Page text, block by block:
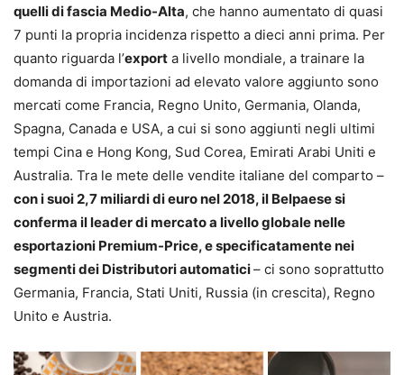
quelli di fascia Medio-Alta, che hanno aumentato di quasi
7 punti la propria incidenza rispetto a dieci anni prima. Per
quanto riguarda l’export a livello mondiale, a trainare la
domanda di importazioni ad elevato valore aggiunto sono
mercati come Francia, Regno Unito, Germania, Olanda,
Spagna, Canada e USA, a cui si sono aggiunti negli ultimi
tempi Cina e Hong Kong, Sud Corea, Emirati Arabi Uniti e
Australia. Tra le mete delle vendite italiane del comparto –
con i suoi 2,7 miliardi di euro nel 2018, il Belpaese si
conferma il leader di mercato a livello globale nelle
esportazioni Premium-Price, e specificatamente nei
segmenti dei Distributori automatici– ci sono soprattutto
Germania, Francia, Stati Uniti, Russia (in crescita), Regno
Unito e Austria.